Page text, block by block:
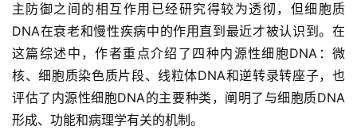
主防御之间的相互作用已经研究得较为透彻，但细胞质
DNA在衰老和慢性疾病中的作用直到最近才被认识到。在
这篇综述中，作者重点介绍了四种内源性细胞DNA：微
核、细胞质染色质片段、线粒体DNA和逆转录转座子，也
评估了内源性细胞DNA的主要种类，阐明了与细胞质DNA
形成、功能和病理学有关的机制。